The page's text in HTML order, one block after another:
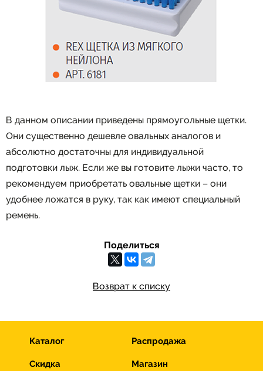
В данном описании приведены прямоугольные щетки.
Они существенно дешевле овальных аналогов и
абсолютно достаточны для индивидуальной
подготовки лыж. Если же вы готовите лыжи часто, то
рекомендуем приобретать овальные щетки – они
удобнее ложатся в руку, так как имеют специальный
ремень.
Поделиться
Возврат к списку
Каталог Распродажа
Скидка Магазин